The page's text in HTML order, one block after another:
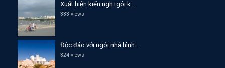
Xuất hiện kiến nghị gói k...
333 views
Độc đáo với ngôi nhà hình...
324 views